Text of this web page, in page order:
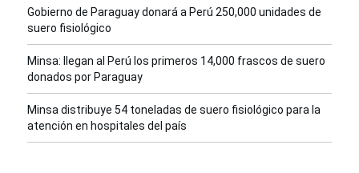
Gobierno de Paraguay donará a Perú 250,000 unidades de
suero fisiológico
Minsa: llegan al Perú los primeros 14,000 frascos de suero
donados por Paraguay
Minsa distribuye 54 toneladas de suero fisiológico para la
atención en hospitales del país